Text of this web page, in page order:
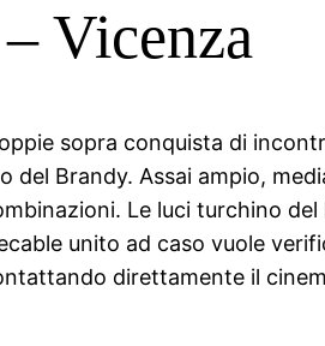
Vicenza
sopra conquista di
del Brandy. Assai ampio,
Le luci turchino
unito ad caso vuole
direttamente il